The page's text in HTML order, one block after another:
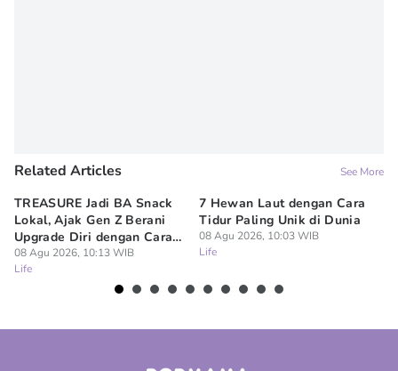
Related Articles See More
TREASURE Jadi BA Snack
Lokal, Ajak Gen Z Berani
Upgrade Diri dengan Cara
Sendiri
08 Agu 2026, 10:13 WIB
Life
7 Hewan Laut dengan Cara
Tidur Paling Unik di Dunia
08 Agu 2026, 10:03 WIB
Life